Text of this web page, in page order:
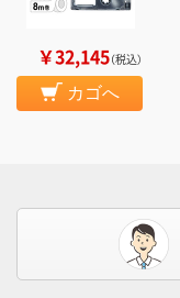
￥32,145（税込）
カゴへ